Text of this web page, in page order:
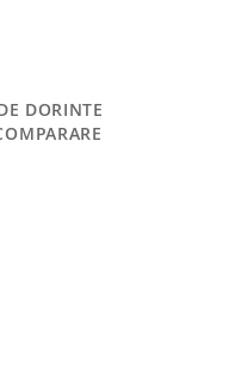
DORINTE